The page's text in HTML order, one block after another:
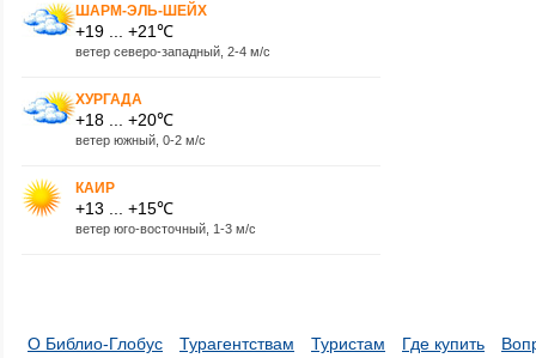
ШАРМ-ЭЛЬ-ШЕЙХ
+19 ... +21℃
ветер северо-западный, 2-4 м/с
ХУРГАДА
+18 ... +20℃
ветер южный, 0-2 м/с
КАИР
+13 ... +15℃
ветер юго-восточный, 1-3 м/с
О Библио-Глобус Турагентствам Туристам Где купить